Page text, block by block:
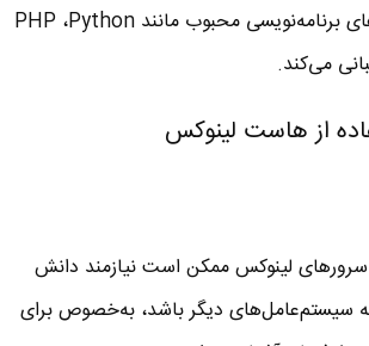
لینوکس از اکثر زبان‌های برنامه‌نویسی محبوب مانند PHP ،Python
از هاست لینوکس
لینوکس ممکن است نیازمند دانش
سیستم‌عامل‌های دیگر باشد، به‌خصوص برای